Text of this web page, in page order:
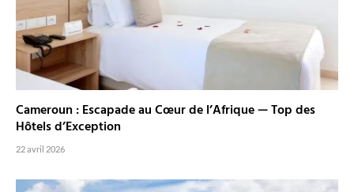
Cameroun : Escapade au Cœur de l’Afrique — Top des
Hôtels d’Exception
22 avril 2026